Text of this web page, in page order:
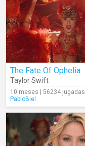
The Fate Of Ophelia
Taylor Swift
10 meses | 56234 jugadas
PabloBiel